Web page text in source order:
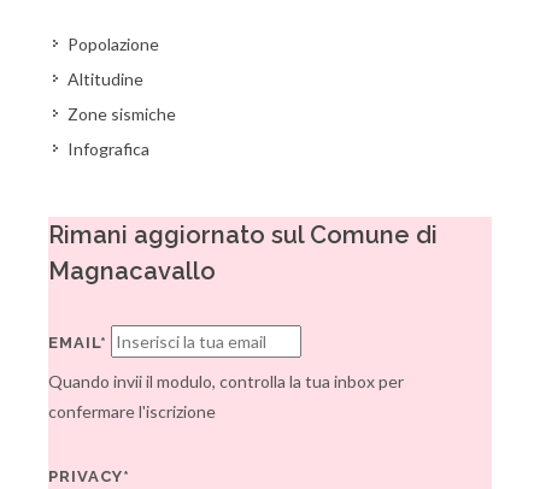
Popolazione
Altitudine
Zone sismiche
Infografica
Rimani aggiornato sul Comune di
Magnacavallo
EMAIL*
Quando invii il modulo, controlla la tua inbox per
confermare l'iscrizione
PRIVACY*